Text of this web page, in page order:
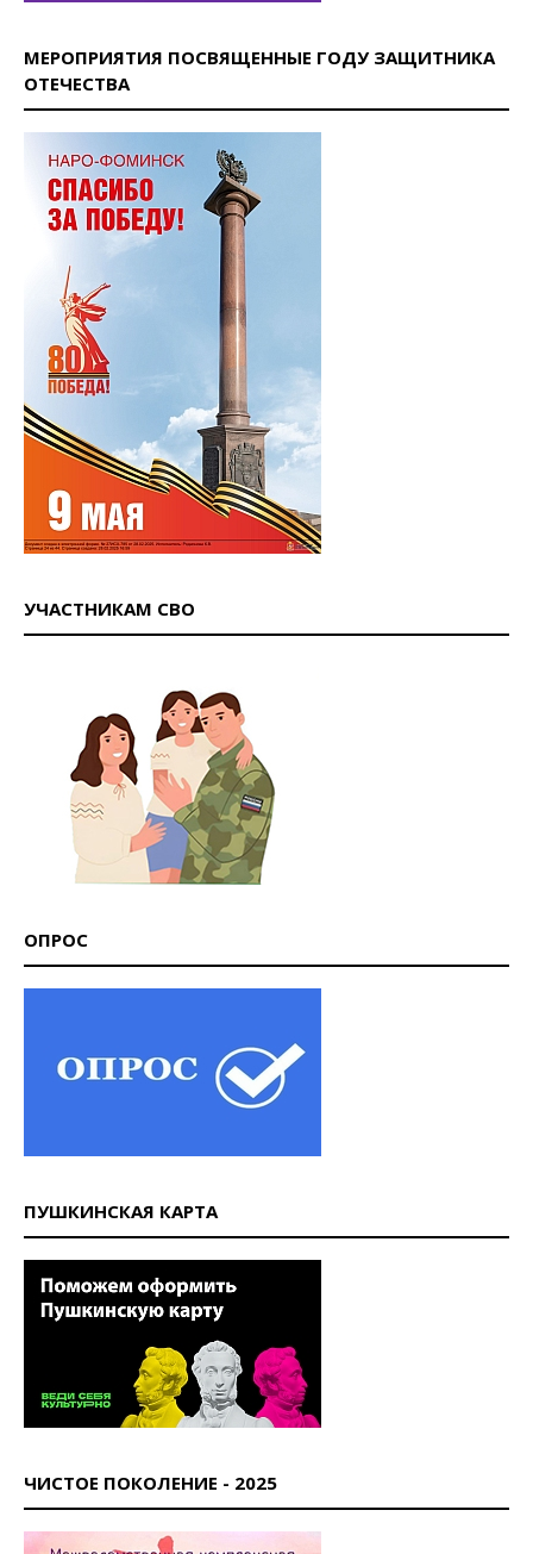
МЕРОПРИЯТИЯ ПОСВЯЩЕННЫЕ ГОДУ ЗАЩИТНИКА
ОТЕЧЕСТВА
УЧАСТНИКАМ СВО
ОПРОС
ПУШКИНСКАЯ КАРТА
ЧИСТОЕ ПОКОЛЕНИЕ - 2025